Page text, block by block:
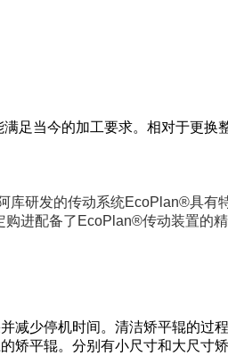
足当今的加工要求。相对于更换
研发的传动系统EcoPlan®具
购进配备了EcoPlan®传动装置的
减少停机时间。清洁矫平辊的
平辊。分别有小尺寸和大尺寸